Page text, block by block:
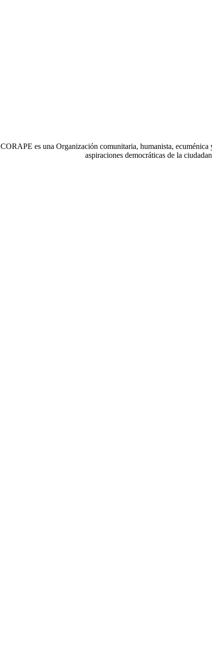
CORAPE es una Organización comunitaria, humanista, ecuménica
aspiraciones democráticas de la